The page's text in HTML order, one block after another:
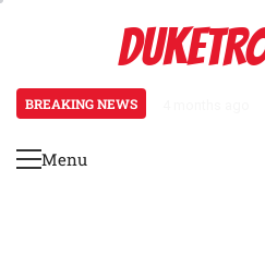
BREAKING NEWS
Primary
Menu